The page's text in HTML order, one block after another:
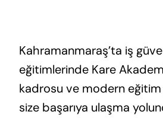
Kahramanmaraş’ta iş
eğitimlerinde Kare
kadrosu ve modern
size başarıya ulaşma